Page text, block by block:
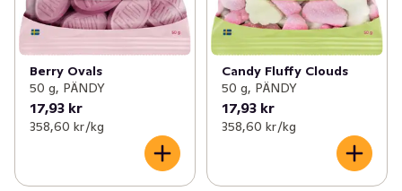
Berry Ovals
50 g, PÄNDY
17,93 kr
358,60 kr /kg
Candy Fluffy Clouds
50 g, PÄNDY
17,93 kr
358,60 kr /kg